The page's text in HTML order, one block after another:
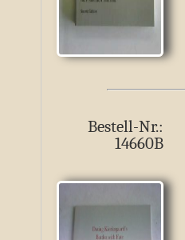
Bestell-Nr.:
14660B